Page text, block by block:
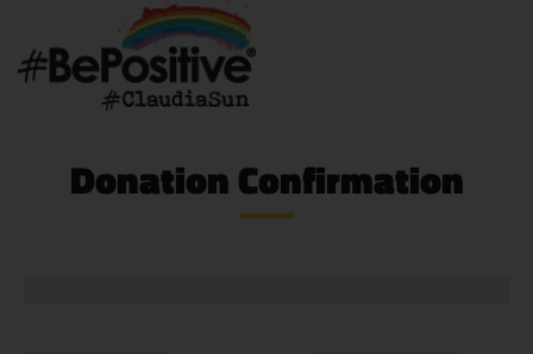
Donation Confirmation